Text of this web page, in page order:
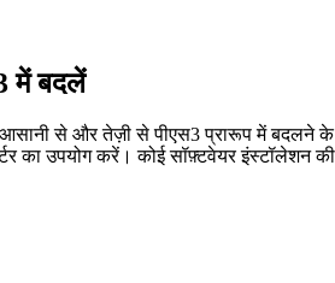
में बदलें
आसानी से और तेज़ी से पीएस3 प्रारूप में बदलने के
का उपयोग करें। कोई सॉफ़्टवेयर इंस्टॉलेशन की